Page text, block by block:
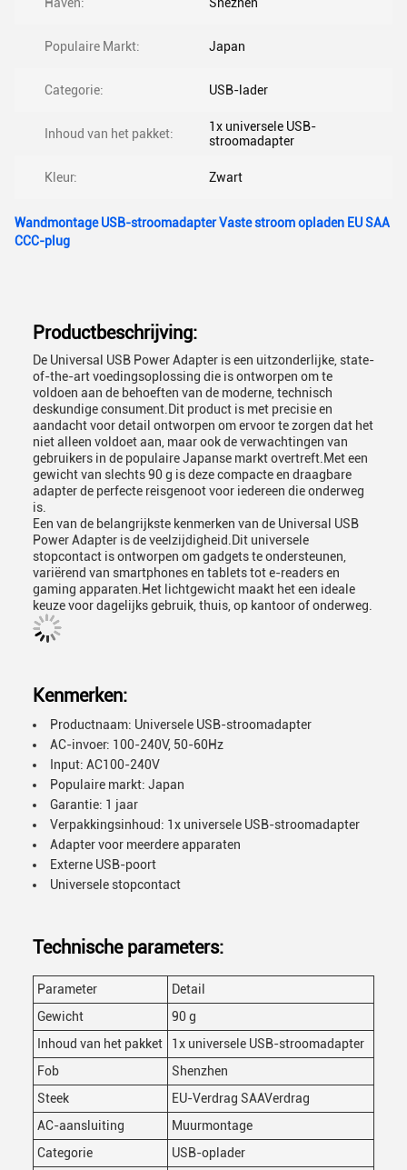
Populaire Markt: Japan
Categorie: USB-lader
Inhoud van het pakket:
1x universele USB-
stroomadapter
Kleur: Zwart
Wandmontage USB-stroomadapter Vaste stroom opladen EU SAA
CCC-plug
Productbeschrijving:
De Universal USB Power Adapter is een uitzonderlijke, state-
of-the-art voedingsoplossing die is ontworpen om te
voldoen aan de behoeften van de moderne, technisch
deskundige consument.Dit product is met precisie en
aandacht voor detail ontworpen om ervoor te zorgen dat het
niet alleen voldoet aan, maar ook de verwachtingen van
gebruikers in de populaire Japanse markt overtreft.Met een
gewicht van slechts 90 g is deze compacte en draagbare
adapter de perfecte reisgenoot voor iedereen die onderweg
is.
Een van de belangrijkste kenmerken van de Universal USB
Power Adapter is de veelzijdigheid.Dit universele
stopcontact is ontworpen om gadgets te ondersteunen,
variërend van smartphones en tablets tot e-readers en
gaming apparaten.Het lichtgewicht maakt het een ideale
keuze voor dagelijks gebruik, thuis, op kantoor of onderweg.
Kenmerken:
Productnaam: Universele USB-stroomadapter
AC-invoer: 100-240V, 50-60Hz
Input: AC100-240V
Populaire markt: Japan
Garantie: 1 jaar
Verpakkingsinhoud: 1x universele USB-stroomadapter
Adapter voor meerdere apparaten
Externe USB-poort
Universele stopcontact
Technische parameters:
Parameter
Detail
Gewicht
90 g
Inhoud van het pakket
1x universele USB-stroomadapter
Fob
Shenzhen
Steek
EU-Verdrag SAAVerdrag
AC-aansluiting
Muurmontage
Categorie
USB-oplader